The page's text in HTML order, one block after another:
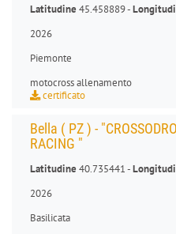
Latitudine45.458889 -
2026
Piemonte
motocross allenamento
certificato
Bella ( PZ ) -
RACING "
Latitudine40.735441 -
2026
Basilicata